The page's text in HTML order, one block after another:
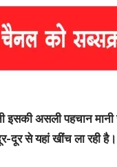
इसकी असली पहचान मानी
दूर से यहां खींच ला रही